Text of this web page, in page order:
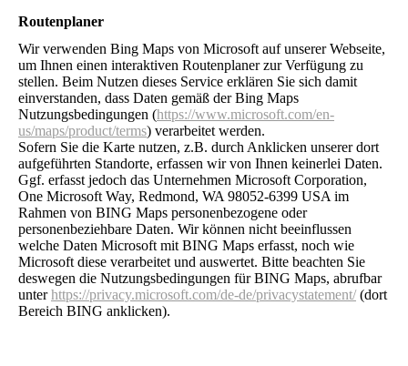
Routenplaner
Wir verwenden Bing Maps von Microsoft auf unserer Webseite,
um Ihnen einen interaktiven Routenplaner zur Verfügung zu
stellen. Beim Nutzen dieses Service erklären Sie sich damit
einverstanden, dass Daten gemäß der Bing Maps
Nutzungsbedingungen (https://www.microsoft.com/en-
us/maps/product/terms) verarbeitet werden.
Sofern Sie die Karte nutzen, z.B. durch Anklicken unserer dort
aufgeführten Standorte, erfassen wir von Ihnen keinerlei Daten.
Ggf. erfasst jedoch das Unternehmen Microsoft Corporation,
One Microsoft Way, Redmond, WA 98052-6399 USA im
Rahmen von BING Maps personenbezogene oder
personenbeziehbare Daten. Wir können nicht beeinflussen
welche Daten Microsoft mit BING Maps erfasst, noch wie
Microsoft diese verarbeitet und auswertet. Bitte beachten Sie
deswegen die Nutzungsbedingungen für BING Maps, abrufbar
unterhttps://privacy.microsoft.com/de-de/privacystatement/(dort
Bereich BING anklicken).